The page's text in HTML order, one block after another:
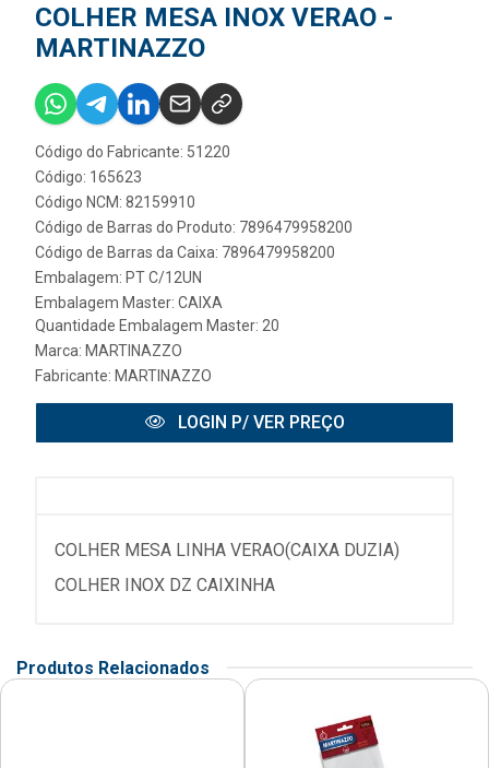
COLHER MESA INOX VERAO -
MARTINAZZO
Código do Fabricante: 51220
Código: 165623
Código NCM: 82159910
Código de Barras do Produto: 7896479958200
Código de Barras da Caixa: 7896479958200
Embalagem: PT C/12UN
Embalagem Master: CAIXA
Quantidade Embalagem Master: 20
Marca: MARTINAZZO
Fabricante: MARTINAZZO
LOGIN P/ VER PREÇO
COLHER MESA LINHA VERAO(CAIXA DUZIA)
COLHER INOX DZ CAIXINHA
Produtos Relacionados